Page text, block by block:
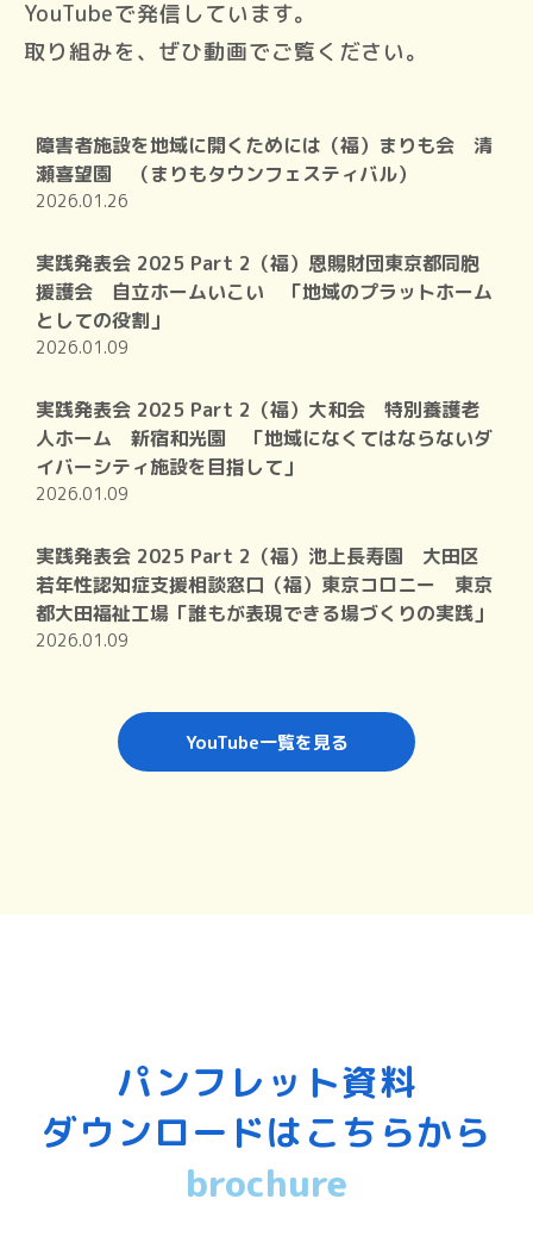
YouTubeで発信しています。
取り組みを、ぜひ動画でご覧ください。
YouTube一覧を見る
障害者施設を地域に開くためには（福）まりも会 清
瀬喜望園 （まりもタウンフェスティバル）
2026.01.26
実践発表会 2025 Part 2（福）恩賜財団東京都同胞
援護会 自立ホームいこい 「地域のプラットホーム
としての役割」
2026.01.09
実践発表会 2025 Part 2（福）大和会 特別養護老
人ホーム 新宿和光園 「地域になくてはならないダ
イバーシティ施設を目指して」
2026.01.09
実践発表会 2025 Part 2（福）池上長寿園 大田区
若年性認知症支援相談窓口（福）東京コロニー 東京
都大田福祉工場「誰もが表現できる場づくりの実践」
2026.01.09
パンフレット資料
ダウンロードはこちらから
brochure